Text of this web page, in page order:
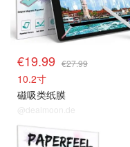
€19.99 €27.99
10.2寸
磁吸类纸膜
@dealmoon.de